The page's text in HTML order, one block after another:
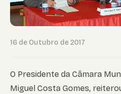
16 de Outubro de 2017
O Presidente da Câmara
Miguel Costa Gomes,